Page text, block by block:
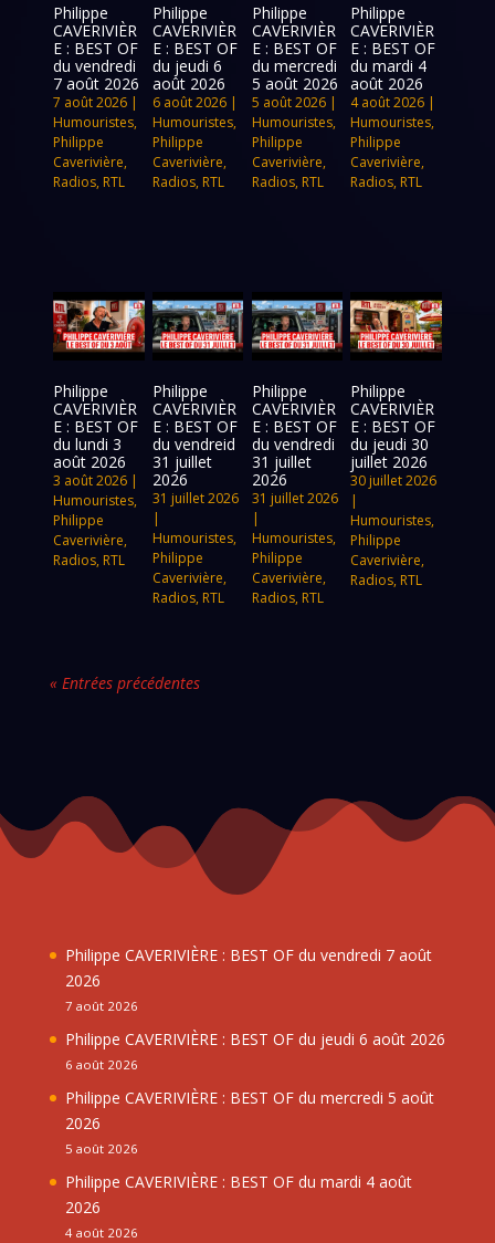
Philippe
CAVERIVIÈR
E : BEST OF
du vendredi
7 août 2026
7 août 2026 |
Humouristes,
Philippe
Caverivière,
Radios, RTL
Philippe
CAVERIVIÈR
E : BEST OF
du jeudi 6
août 2026
6 août 2026|
Humouristes,
Philippe
Caverivière,
Radios, RTL
Philippe
CAVERIVIÈR
E : BEST OF
du mercredi
5 août 2026
5 août 2026|
Humouristes,
Philippe
Caverivière,
Radios, RTL
Philippe
CAVERIVIÈR
E : BEST OF
du mardi 4
août 2026
4 août 2026 |
Humouristes,
Philippe
Caverivière,
Radios, RTL
Philippe
CAVERIVIÈR
E : BEST OF
du lundi 3
août 2026
3 août 2026 |
Humouristes,
Philippe
Caverivière,
Radios, RTL
Philippe
CAVERIVIÈR
E : BEST OF
du vendreid
31 juillet
2026
31 juillet 2026
|
Humouristes,
Philippe
Caverivière,
Radios, RTL
Philippe
CAVERIVIÈR
E : BEST OF
du vendredi
31 juillet
2026
31 juillet 2026
|
Humouristes,
Philippe
Caverivière,
Radios, RTL
Philippe
CAVERIVIÈR
E : BEST OF
du jeudi 30
juillet 2026
30 juillet 2026
|
Humouristes,
Philippe
Caverivière,
Radios, RTL
« Entrées précédentes
Philippe CAVERIVIÈRE : BEST OF du vendredi 7 août
2026
7 août 2026
Philippe CAVERIVIÈRE : BEST OF du jeudi 6 août 2026
6 août 2026
Philippe CAVERIVIÈRE : BEST OF du mercredi 5 août
2026
5 août 2026
Philippe CAVERIVIÈRE : BEST OF du mardi 4 août
2026
4 août 2026